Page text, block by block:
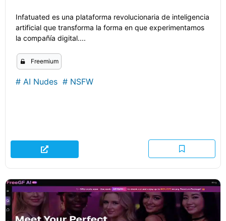
Infatuated es una plataforma revolucionaria de inteligencia
artificial que transforma la forma en que experimentamos
la compañía digital....
Freemium
# AI Nudes # NSFW